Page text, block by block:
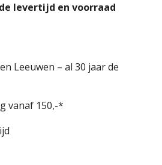
levertijd en voorraad
Leeuwen – al 30 jaar de
vanaf 150,-*